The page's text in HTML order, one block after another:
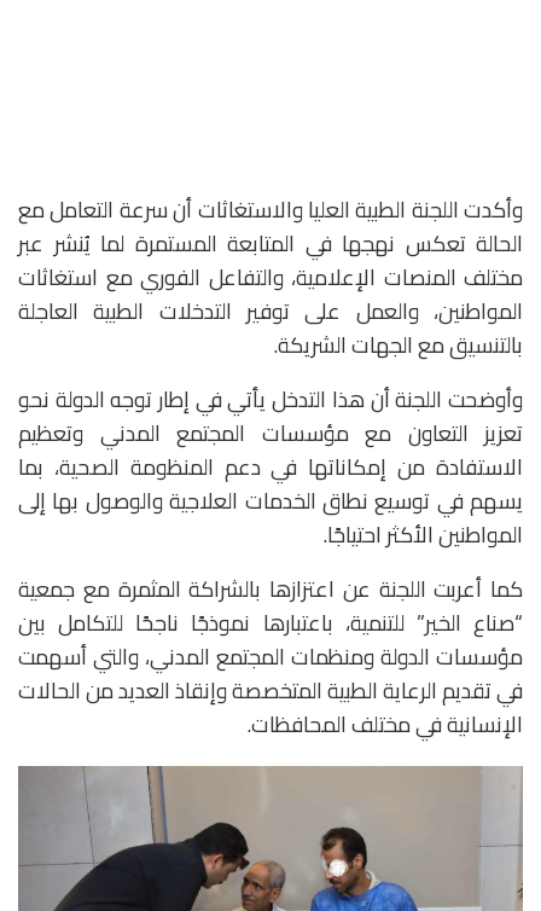
وأكدت اللجنة الطبية العليا والاستغاثات أن سرعة التعامل مع
الحالة تعكس نهجها في المتابعة المستمرة لما يُنشر عبر
مختلف المنصات الإعلامية، والتفاعل الفوري مع استغاثات
المواطنين، والعمل على توفير التدخلات الطبية العاجلة
بالتنسيق مع الجهات الشريكة.
وأوضحت اللجنة أن هذا التدخل يأتي في إطار توجه الدولة نحو
تعزيز التعاون مع مؤسسات المجتمع المدني وتعظيم
الاستفادة من إمكاناتها في دعم المنظومة الصحية، بما
يسهم في توسيع نطاق الخدمات العلاجية والوصول بها إلى
المواطنين الأكثر احتياجًا.
كما أعربت اللجنة عن اعتزازها بالشراكة المثمرة مع جمعية
“صناع الخير” للتنمية، باعتبارها نموذجًا ناجحًا للتكامل بين
مؤسسات الدولة ومنظمات المجتمع المدني، والتي أسهمت
في تقديم الرعاية الطبية المتخصصة وإنقاذ العديد من الحالات
الإنسانية في مختلف المحافظات.